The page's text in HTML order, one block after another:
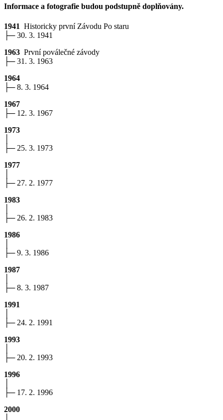
Informace a fotografie budou podstupně doplňovány.
1941 Historicky první Závodu Po staru
├─ 30. 3. 1941
1963 První poválečné závody
├─ 31. 3. 1963
1964
├─ 8. 3. 1964
1967
├─ 12. 3. 1967
1973
├─ 25. 3. 1973
1977
├─ 27. 2. 1977
1983
├─ 26. 2. 1983
1986
├─ 9. 3. 1986
1987
├─ 8. 3. 1987
1991
├─ 24. 2. 1991
1993
├─ 20. 2. 1993
1996
├─ 17. 2. 1996
2000